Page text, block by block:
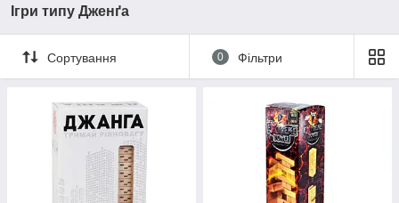
Ігри типу Дженґа
Сортування 0 Фільтри